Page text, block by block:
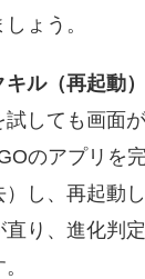
ょう。
キル（再起動
試しても画面
のアプリを
）し、再起動
り、進化判